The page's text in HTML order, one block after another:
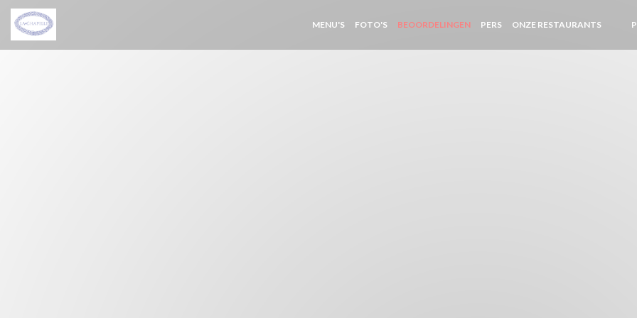
Cookies beheer paneel
MENU'S FOTO'S BEOORDELINGEN PERS ONZE RESTAURANTS